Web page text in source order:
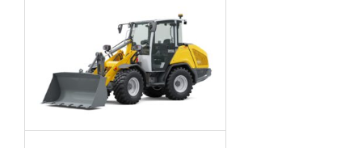
PRIEDAI
NAUDOTA TECHNIKA